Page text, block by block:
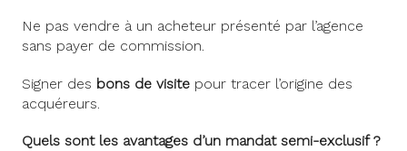
Ne pas vendre à un acheteur présenté par l’agence
sans payer de commission.
Signer des bons de visite pour tracer l’origine des
acquéreurs.
Quels sont les avantages d’un mandat semi-exclusif ?